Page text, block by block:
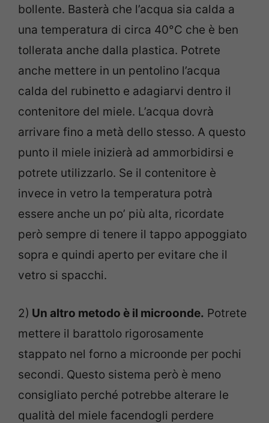
bollente. Basterà che l’acqua sia calda a
una temperatura di circa 40°C che è ben
tollerata anche dalla plastica. Potrete
anche mettere in un pentolino l’acqua
calda del rubinetto e adagiarvi dentro il
contenitore del miele. L’acqua dovrà
arrivare fino a metà dello stesso. A questo
punto il miele inizierà ad ammorbidirsi e
potrete utilizzarlo. Se il contenitore è
invece in vetro la temperatura potrà
essere anche un po’ più alta, ricordate
però sempre di tenere il tappo appoggiato
sopra e quindi aperto per evitare che il
vetro si spacchi.
2) Un altro metodo è il microonde. Potrete
mettere il barattolo rigorosamente
stappato nel forno a microonde per pochi
secondi. Questo sistema però è meno
consigliato perché potrebbe alterare le
qualità del miele facendogli perdere